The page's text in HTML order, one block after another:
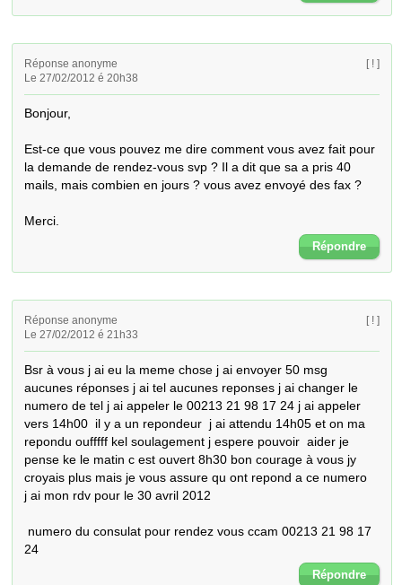
Réponse anonyme
Le 27/02/2012 é 20h38
[ ! ]
Bonjour,
Est-ce que vous pouvez me dire comment vous avez fait pour
la demande de rendez-vous svp ? Il a dit que sa a pris 40
mails, mais combien en jours ? vous avez envoyé des fax ?
Merci.
Répondre
Réponse anonyme
Le 27/02/2012 é 21h33
[ ! ]
Bsr à vous j ai eu la meme chose j ai envoyer 50 msg
aucunes réponses j ai tel aucunes reponses j ai changer le
numero de tel j ai appeler le 00213 21 98 17 24 j ai appeler
vers 14h00  il y a un repondeur  j ai attendu 14h05 et on ma
repondu oufffff kel soulagement j espere pouvoir  aider je
pense ke le matin c est ouvert 8h30 bon courage à vous jy
croyais plus mais je vous assure qu ont repond a ce numero
j ai mon rdv pour le 30 avril 2012
24
Répondre